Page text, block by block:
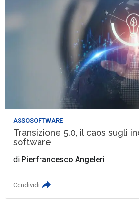
ASSOSOFTWARE
Transizione 5.0, il caos sugli
software
di Pierfrancesco Angeleri
Condividi